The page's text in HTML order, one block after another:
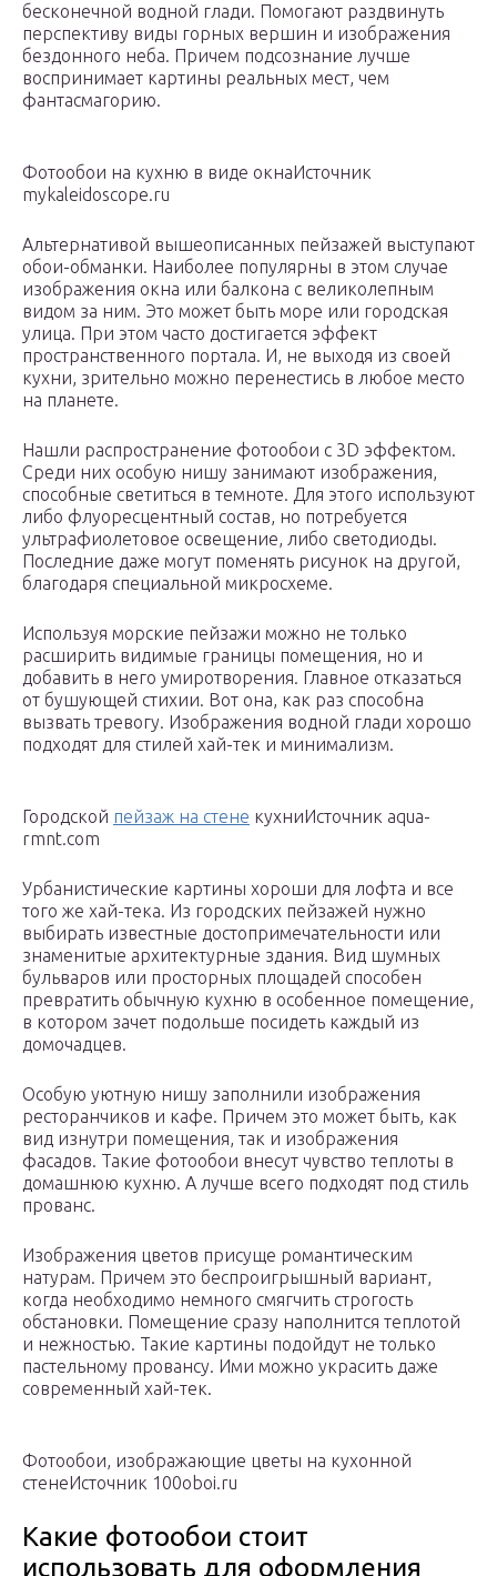
бесконечной водной глади. Помогают раздвинуть
перспективу виды горных вершин и изображения
бездонного неба. Причем подсознание лучше
воспринимает картины реальных мест, чем
фантасмагорию.
Фотообои на кухню в виде окнаИсточник
mykaleidoscope.ru
Альтернативой вышеописанных пейзажей выступают
обои-обманки. Наиболее популярны в этом случае
изображения окна или балкона с великолепным
видом за ним. Это может быть море или городская
улица. При этом часто достигается эффект
пространственного портала. И, не выходя из своей
кухни, зрительно можно перенестись в любое место
на планете.
Нашли распространение фотообои с 3D эффектом.
Среди них особую нишу занимают изображения,
способные светиться в темноте. Для этого используют
либо флуоресцентный состав, но потребуется
ультрафиолетовое освещение, либо светодиоды.
Последние даже могут поменять рисунок на другой,
благодаря специальной микросхеме.
Используя морские пейзажи можно не только
расширить видимые границы помещения, но и
добавить в него умиротворения. Главное отказаться
от бушующей стихии. Вот она, как раз способна
вызвать тревогу. Изображения водной глади хорошо
подходят для стилей хай-тек и минимализм.
Городской пейзаж на стене кухниИсточник aqua-
rmnt.com
Урбанистические картины хороши для лофта и все
того же хай-тека. Из городских пейзажей нужно
выбирать известные достопримечательности или
знаменитые архитектурные здания. Вид шумных
бульваров или просторных площадей способен
превратить обычную кухню в особенное помещение,
в котором зачет подольше посидеть каждый из
домочадцев.
Особую уютную нишу заполнили изображения
ресторанчиков и кафе. Причем это может быть, как
вид изнутри помещения, так и изображения
фасадов. Такие фотообои внесут чувство теплоты в
домашнюю кухню. А лучше всего подходят под стиль
прованс.
Изображения цветов присуще романтическим
натурам. Причем это беспроигрышный вариант,
когда необходимо немного смягчить строгость
обстановки. Помещение сразу наполнится теплотой
и нежностью. Такие картины подойдут не только
пастельному провансу. Ими можно украсить даже
современный хай-тек.
Фотообои, изображающие цветы на кухонной
стенеИсточник 100oboi.ru
Какие фотообои стоит
использовать для оформления